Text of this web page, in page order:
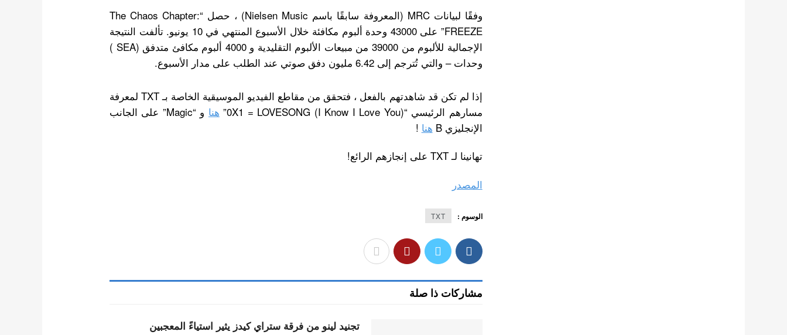
وفقًا لبيانات MRC (المعروفة سابقًا باسم Nielsen Music) ، حصل “The Chaos Chapter:
FREEZE” على 43000 وحدة ألبوم مكافئة خلال الأسبوع المنتهي في 10 يونيو. تألفت النتيجة
الإجمالية للألبوم من 39000 من مبيعات الألبوم التقليدية و 4000 ألبوم مكافئ متدفق (SEA )
وحدات – والتي تُترجم إلى 6.42 مليون دفق صوتي عند الطلب على مدار الأسبوع.
إذا لم تكن قد شاهدتهم بالفعل ، فتحقق من مقاطع الفيديو الموسيقية الخاصة بـ TXT لمعرفة
مسارهم الرئيسي “0X1 = LOVESONG (I Know I Love You)”
هنا
و “Magic” على الجانب
الإنجليزي B
هنا !
تهانينا لـ TXT على إنجازهم الرائع!
المصدر
الوسوم : TXT
مشاركات ذا صلة
تجنيد لينو من فرقة ستراي كيدز يثير استياءً المعجبين